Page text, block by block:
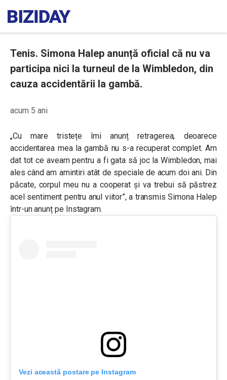
Tenis. Simona Halep anunță oficial că nu va
participa nici la turneul de la Wimbledon, din
cauza accidentării la gambă.
acum 5 ani
„Cu mare tristețe îmi anunț retragerea, deoarece
accidentarea mea la gambă nu s-a recuperat complet. Am
dat tot ce aveam pentru a fi gata să joc la Wimbledon, mai
ales când am amintiri atât de speciale de acum doi ani. Din
păcate, corpul meu nu a cooperat și va trebui să păstrez
acel sentiment pentru anul viitor”, a transmis Simona Halep
într-un anunț pe Instagram.
Vezi această postare pe Instagram